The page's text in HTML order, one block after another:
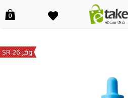
0
وفر 26 SR